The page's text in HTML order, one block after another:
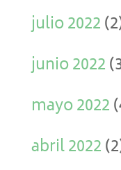
julio 2022
junio 2022
mayo 2022
abril 2022